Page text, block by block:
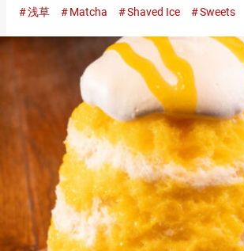
うな華やかなものまで、店によってバリエー
浅草 Matcha Shaved Ice Sweets